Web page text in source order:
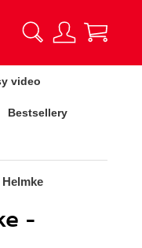
video
Bestsellery
-